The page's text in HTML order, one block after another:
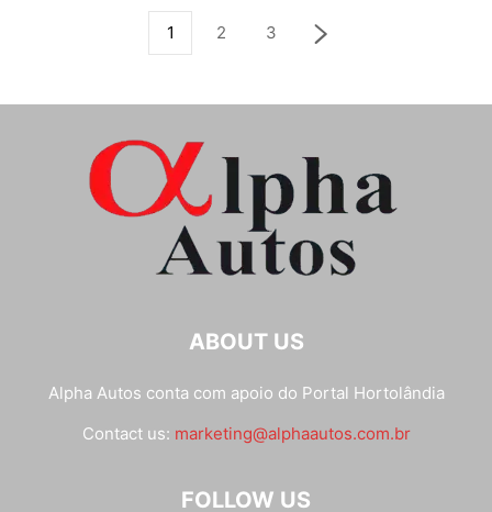
1 2 3
ABOUT US
Alpha Autos conta com apoio do Portal Hortolândia
Contact us: marketing@alphaautos.com.br
FOLLOW US